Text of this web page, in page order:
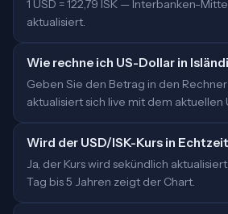
1 USD = 122,79 ISK — Interbanken-
aktualisiert.
Wie rechne ich US-Dollar in
Geben Sie den Betrag in den
aktualisiert sich live mit dem aktuellen
Wird der USD/ISK-Kurs in
Ja, der Kurs wird sekündlich
Tag bis 5 Jahren zeigt der Chart.